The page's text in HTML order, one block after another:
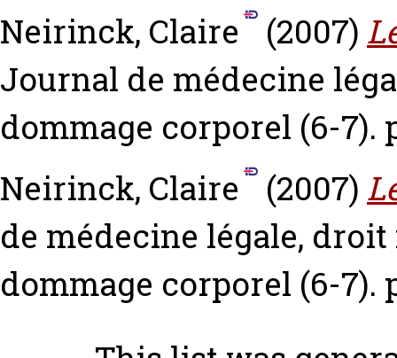
Neirinck, Claire
(2007)
Journal de médecine
dommage corporel (6-7).
Neirinck, Claire
(2007)
de médecine légale,
dommage corporel (6-7).